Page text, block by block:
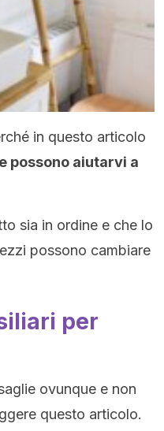
in questo articolo
possono aiutarvi a
sia in ordine e che lo
possono cambiare
per
ovunque e non
questo articolo.